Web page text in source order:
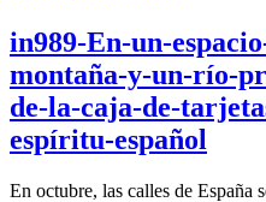
in989-En-un-
montaña-y-un-río-
de-la-caja-de-
espíritu-español
En octubre, las calles de España